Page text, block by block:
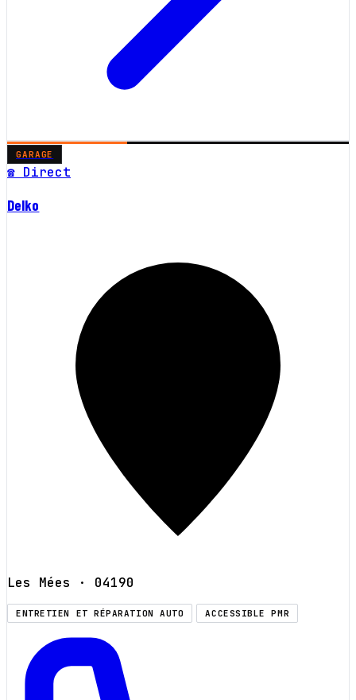
GARAGE
☎ Direct
Delko
Les Mées · 04190
ENTRETIEN ET RÉPARATION AUTO ACCESSIBLE PMR